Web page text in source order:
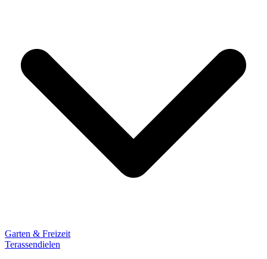
Garten & Freizeit
Terassendielen